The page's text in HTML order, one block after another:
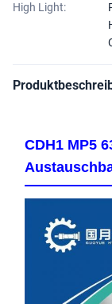
High Light:
CDH1 MP5